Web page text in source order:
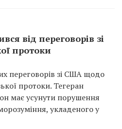
від переговорів зі
протоки
переговорів зі США щодо
протоки. Тегеран
має усунути порушення
укладеного у